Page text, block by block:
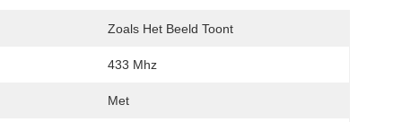
Zoals Het Beeld Toont
433 Mhz
Met